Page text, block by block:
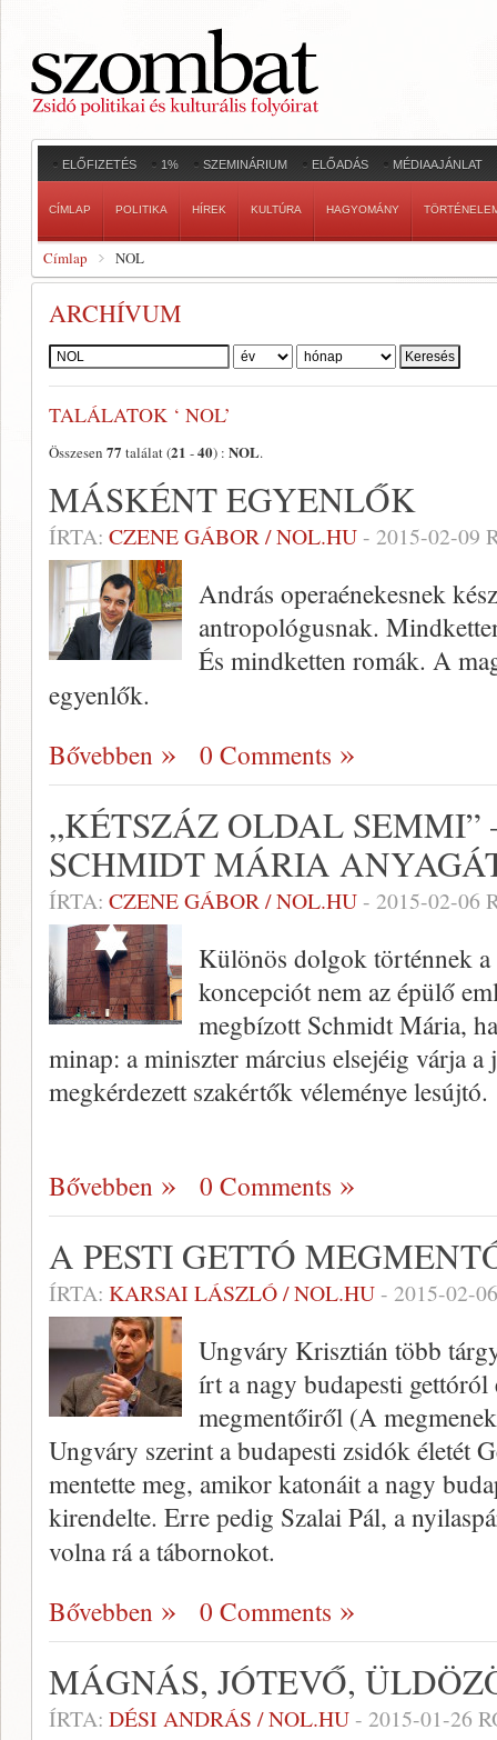
ELŐFIZETÉS 1% SZEMINÁRIUM ELŐADÁS MÉDIAAJÁNLAT
CÍMLAP POLITIKA HÍREK KULTÚRA HAGYOMÁNY
Címlap NOL
ARCHÍVUM
Szerző:
TALÁLATOK ‘ NOL’
Összesen 77 találat (21 -40) : NOL.
MÁSKÉNT EGYENLŐK
ÍRTA: CZENE GÁBOR / NOL.HU- 2015-02-09
András operaénekesnek
antropológusnak.
És mindketten romák. A
egyenlők.
Bővebben
0 Comments
„KÉTSZÁZ OLDAL
SCHMIDT MÁRIA
ÍRTA: CZENE GÁBOR / NOL.HU- 2015-02-06
Különös dolgok történnek
koncepciót nem az épülő
megbízott Schmidt Mária,
minap: a miniszter március elsejéig várja
megkérdezett szakértők véleménye lesújtó.
Bővebben 0 Comments
A PESTI GETTÓ
ÍRTA: KARSAI LÁSZLÓ / NOL.HU- 2015-02-06
Ungváry Krisztián több
írt a nagy budapesti
megmentőiről (A
Ungváry szerint a budapesti zsidók életét
mentette meg, amikor katonáit a nagy
kirendelte. Erre pedig Szalai Pál, a
volna rá a tábornokot.
Bővebben
0 Comments
MÁGNÁS, JÓTEVŐ,
ÍRTA: DÉSI ANDRÁS / NOL.HU- 2015-01-26